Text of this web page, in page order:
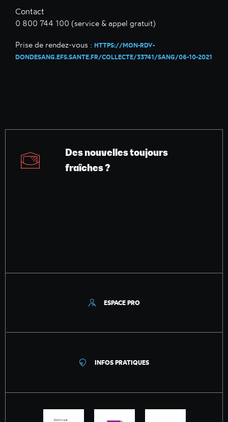
Contact
0 800 744 100 (service & appel gratuit)
Prise de rendez-vous : HTTPS://MON-RDV-
DONDESANG.EFS.SANTE.FR/COLLECTE/33741/SANG/06-10-2021
Des nouvelles toujours
fraîches ?
ESPACE PRO
INFOS PRATIQUES